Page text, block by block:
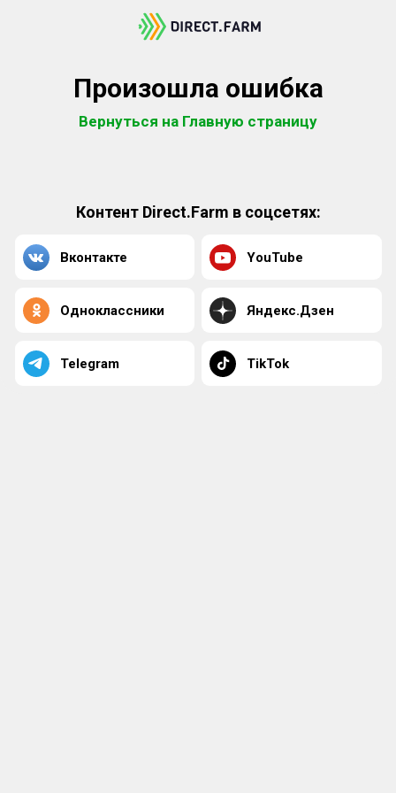
Произошла ошибка
Вернуться на Главную страницу
Контент Direct.Farm в соцсетях:
Вконтакте YouTube
Одноклассники Яндекс.Дзен
Telegram TikTok